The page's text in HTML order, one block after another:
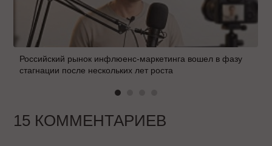
Российский рынок инфлюенс-маркетинга вошел в фазу
стагнации после нескольких лет роста
15 КОММЕНТАРИЕВ